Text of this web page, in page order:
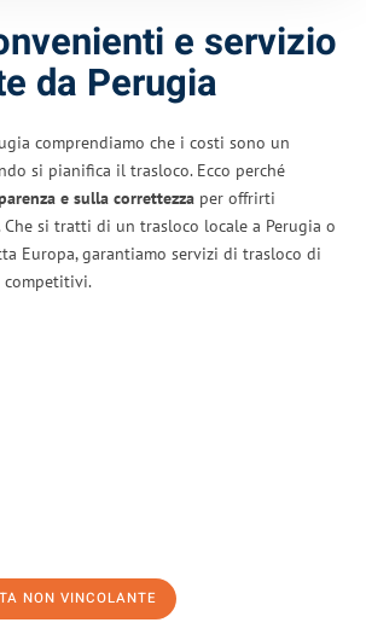
e servizio
da Perugia
comprendiamo che i costi sono un
si pianifica il trasloco. Ecco perché
e sulla correttezza per offrirti
si tratti di un trasloco locale a Perugia o
Europa, garantiamo servizi di trasloco di
competitivi.
NON VINCOLANTE